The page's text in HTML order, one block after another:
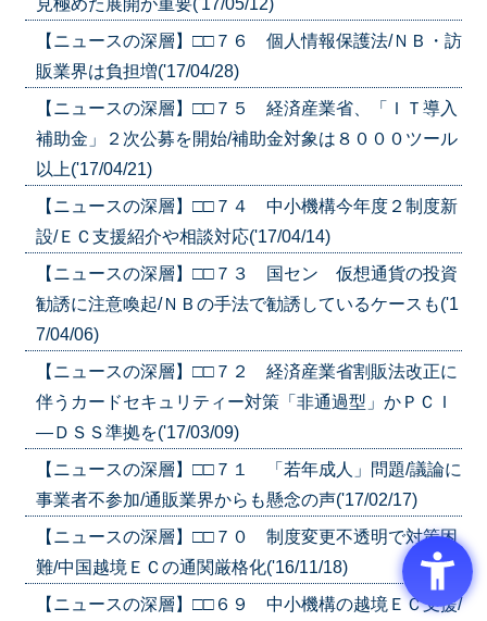
【ニュースの深層】□□７６ 個人情報保護法/ＮＢ・訪
販業界は負担増('17/04/28)
【ニュースの深層】□□７５ 経済産業省、「ＩＴ導入
補助金」２次公募を開始/補助金対象は８０００ツール
以上('17/04/21)
【ニュースの深層】□□７４ 中小機構今年度２制度新
設/ＥＣ支援紹介や相談対応('17/04/14)
【ニュースの深層】□□７３ 国セン 仮想通貨の投資
勧誘に注意喚起/ＮＢの手法で勧誘しているケースも('1
7/04/06)
【ニュースの深層】□□７２ 経済産業省割販法改正に
伴うカードセキュリティー対策「非通過型」かＰＣＩ
―ＤＳＳ準拠を('17/03/09)
【ニュースの深層】□□７１ 「若年成人」問題/議論に
事業者不参加/通販業界からも懸念の声('17/02/17)
【ニュースの深層】□□７０ 制度変更不透明で対策困
難/中国越境ＥＣの通関厳格化('16/11/18)
【ニュースの深層】□□６９ 中小機構の越境ＥＣ支援/